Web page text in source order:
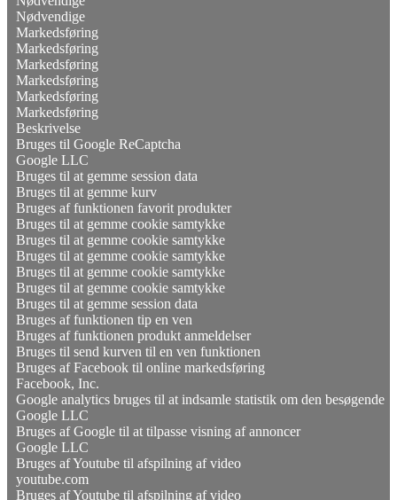
Nødvendige
Markedsføring
Markedsføring
Markedsføring
Markedsføring
Markedsføring
Markedsføring
Beskrivelse
Bruges til Google ReCaptcha
Google LLC
Bruges til at gemme session data
Bruges til at gemme kurv
Bruges af funktionen favorit produkter
Bruges til at gemme cookie samtykke
Bruges til at gemme cookie samtykke
Bruges til at gemme cookie samtykke
Bruges til at gemme cookie samtykke
Bruges til at gemme cookie samtykke
Bruges til at gemme session data
Bruges af funktionen tip en ven
Bruges af funktionen produkt anmeldelser
Bruges til send kurven til en ven funktionen
Bruges af Facebook til online markedsføring
Facebook, Inc.
Google analytics bruges til at indsamle statistik om den besøgende
Google LLC
Bruges af Google til at tilpasse visning af annoncer
Google LLC
Bruges af Youtube til afspilning af video
youtube.com
Bruges af Youtube til afspilning af video